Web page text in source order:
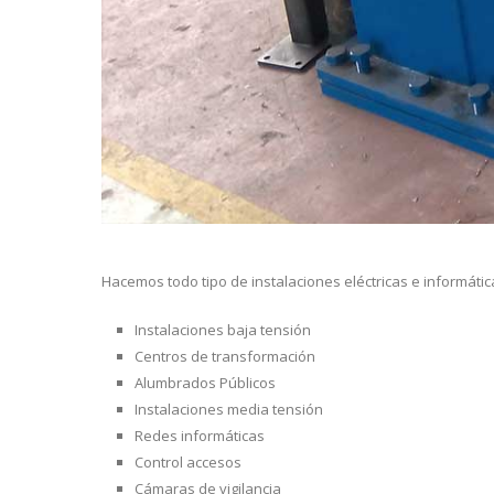
Hacemos todo tipo de instalaciones eléctricas e
Instalaciones baja tensión
Centros de transformación
Alumbrados Públicos
Instalaciones media tensión
Redes informáticas
Control accesos
Cámaras de vigilancia